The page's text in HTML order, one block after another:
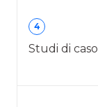
4
Studi di caso